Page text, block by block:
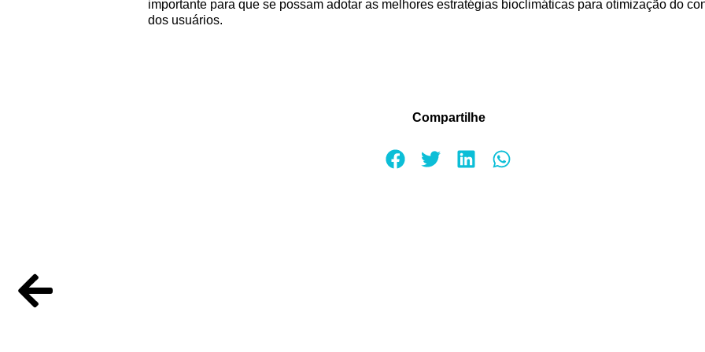
importante para que se possam adotar as melhores estratégias bioclimáticas para otimização do
dos usuários.
Compartilhe